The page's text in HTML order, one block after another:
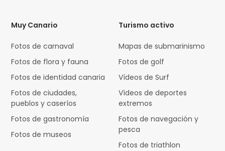
Muy Canario
Fotos de carnaval
Fotos de flora y fauna
Fotos de identidad canaria
Fotos de ciudades,
pueblos y caseríos
Fotos de gastronomía
Fotos de museos
Turismo activo
Mapas de submarinismo
Fotos de golf
Vídeos de Surf
Vídeos de deportes
extremos
Fotos de navegación y
pesca
Fotos de triathlon